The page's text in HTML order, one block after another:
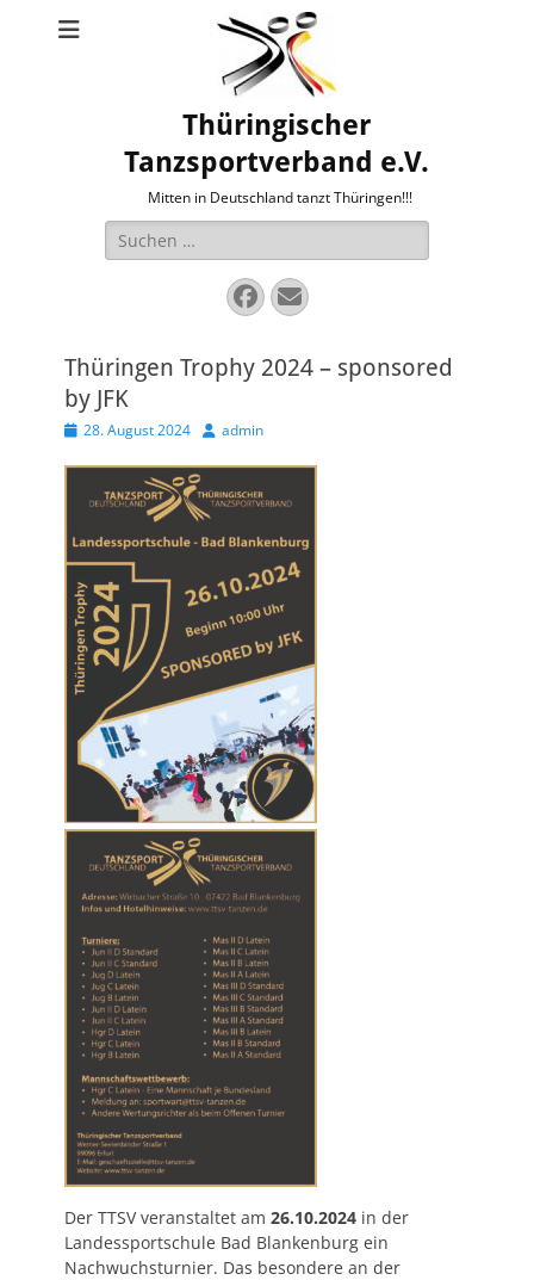
Thüringischer
Tanzsportverband e.V.
Mitten in Deutschland tanzt Thüringen!!!
Suche
nach:
Facebook
E-
Mail
Thüringen Trophy 2024 – sponsored
by JFK
Veröffentlicht
28. August 2024 Autoradmin
Der TTSV veranstaltet am 26.10.2024 in der
Landessportschule Bad Blankenburg ein
Nachwuchsturnier. Das besondere an der